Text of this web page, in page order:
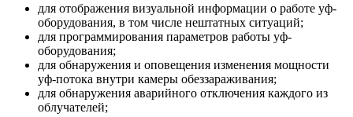
для отображения визуальной информации о работе уф-
оборудования, в том числе нештатных ситуаций;
для программирования параметров работы уф-
оборудования;
для обнаружения и оповещения изменения мощности
уф-потока внутри камеры обеззараживания;
для обнаружения аварийного отключения каждого из
облучателей;